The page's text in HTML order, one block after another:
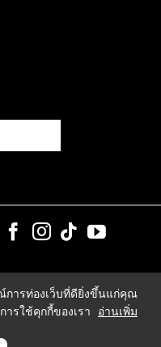
การท่องเว็บที่ดียิ่งขึ้นแก่คุณ
รใช้คุกกี้ของเรา
อ่านเพิ่ม